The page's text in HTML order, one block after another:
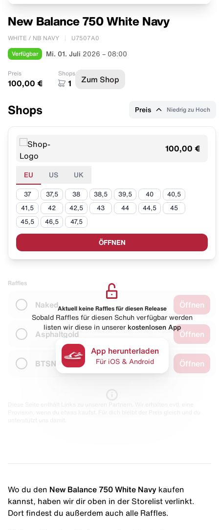
New Balance 750 White Navy
WHITE / NB NAVY U7507A0
Verfügbar Mi. 01. Juli 2026 – 08:00
Preis
100,00 €
Shops
1 Zum Shop
Shops Preis Niedrig zu Hoch
100,00 €
EU US UK
37 37,5 38 38,5 39,5 40 40,5
41,5 42 42,5 43 44 44,5 45
45,5 46,5 47,5
ÖFFNEN
Raffles
Naked Öffnen
Asphaltgold Öffnen
BTSN Öffnen
Aktuell keine Raffles für diesen Release
Sobald Raffles für diesen Schuh verfügbar werden
listen wir diese in unserer kostenlosen App
App herunterladen
Für iOS & Android
Wo du den New Balance 750 White Navy kaufen
kannst, haben wir dir oben in der Storelist verlinkt.
Dort findest du außerdem auch alle Raffles.